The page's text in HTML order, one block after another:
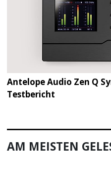
Antelope Audio Zen Q
Testbericht
AM MEISTEN